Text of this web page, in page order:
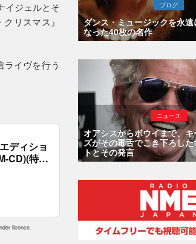
イジェルとそ
リスマス』
イヴを行う
ディショ
CD)(特
licence.
ブログ
ダンス・ミュージックを永
なった40枚の名作
ニュース
オアシスからボウイまで、
ズがその毒舌でこき下ろし
トとその発言